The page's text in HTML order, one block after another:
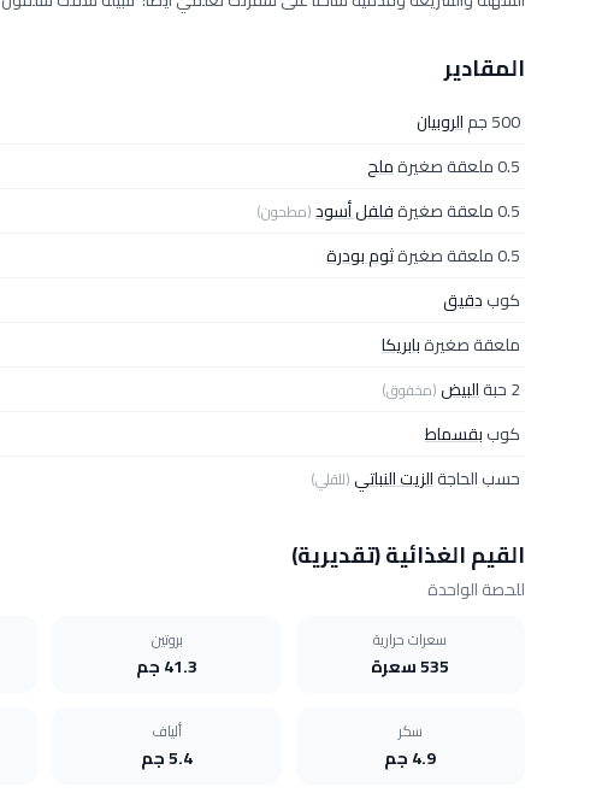
المقادير
500 جم
الروبيان
0.5 ملعقة صغيرة
ملح
0.5 ملعقة صغيرة
فلفل أسود(مطحون)
0.5 ملعقة صغيرة
ثوم بودرة
كوبدقيق
ملعقة صغيرةبابريكا
2 حبة
البيض(مخفوق)
كوببقسماط
حسب الحاجةالزيت النباتي (للقلي)
القيم الغذائية (تقديرية)
للحصة الواحدة
سعرات حرارية
535 سعرة
بروتين
41.3 جم
سكر
4.9 جم
ألياف
5.4 جم